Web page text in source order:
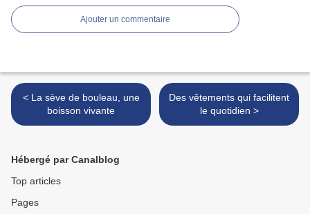
Ajouter un commentaire
< La sève de bouleau, une
boisson vivante
Des vêtements qui facilitent
le quotidien >
Hébergé par Canalblog
Top articles
Pages